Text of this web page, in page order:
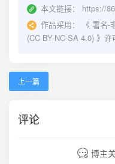
本文链接：
https://
作品采用：
《 署名-
(CC BY-NC-SA 4.0) 》许
上一篇
评论
博主